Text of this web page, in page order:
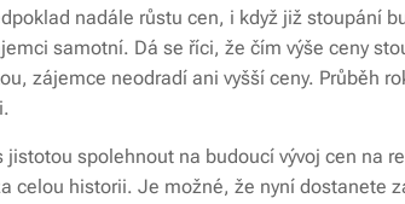
nadále růstu cen, i když již stoupání
samotní. Dá se říci, že čím výše ceny
zájemce neodradí ani vyšší ceny. Průběh
jistotou spolehnout na budoucí vývoj cen na
celou historii. Je možné, že nyní dostanete